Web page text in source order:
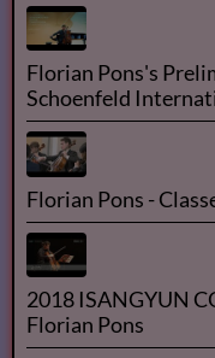
Livre audio - Les
Chapitres 1-2-3
Les Misérables -
Les Misérables -
Didier Part 1/2 | Full